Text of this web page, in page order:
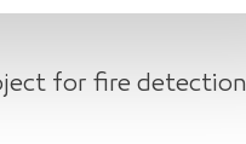
for fire detection